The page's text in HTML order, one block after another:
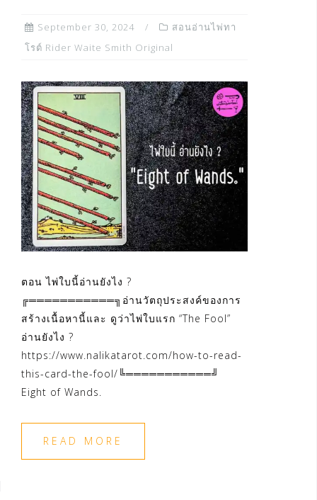
September 30, 2024
สอนอ่านไพ่ทา
โรต์ Rider Waite Smith Original
ตอน ไพ่ใบนี้อ่านยังไง ?
╔═══════════╗อ่านวัตถุประสงค์ของการ
สร้างเนื้อหานี้และ ดูว่าไพ่ใบแรก “The Fool”
อ่านยังไง ?
https://www.nalikatarot.com/how-to-read-
this-card-the-fool/╚═══════════╝
Eight of Wands.
READ MORE